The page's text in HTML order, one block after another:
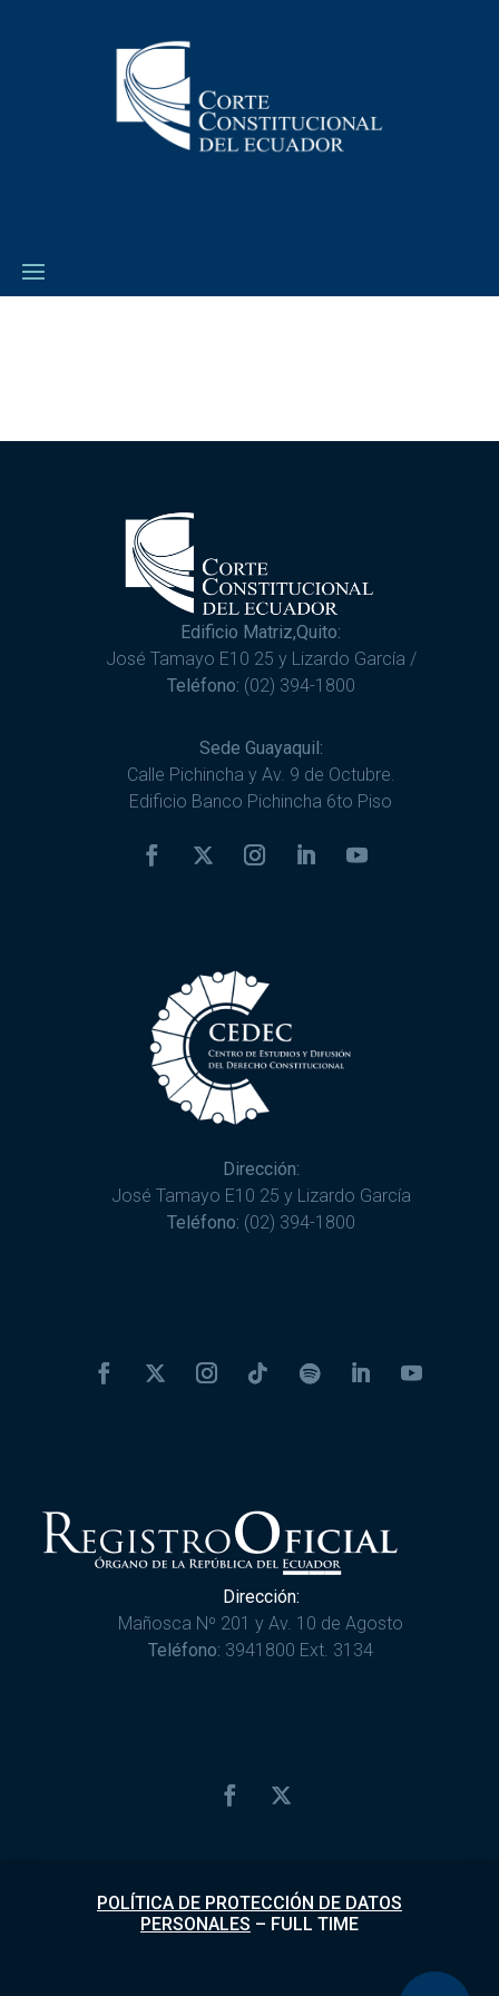
Edificio Matriz,Quito:
José Tamayo E10 25 y Lizardo García /
Teléfono: (02) 394-1800
Sede Guayaquil:
Calle Pichincha y Av. 9 de Octubre.
Edificio Banco Pichincha 6to Piso
Dirección:
José Tamayo E10 25 y Lizardo García
Teléfono: (02) 394-1800
Dirección:
Mañosca Nº 201 y Av. 10 de Agosto
Teléfono: 3941800 Ext. 3134
POLÍTICA DE PROTECCIÓN DE DATOS
PERSONALES – FULL TIME